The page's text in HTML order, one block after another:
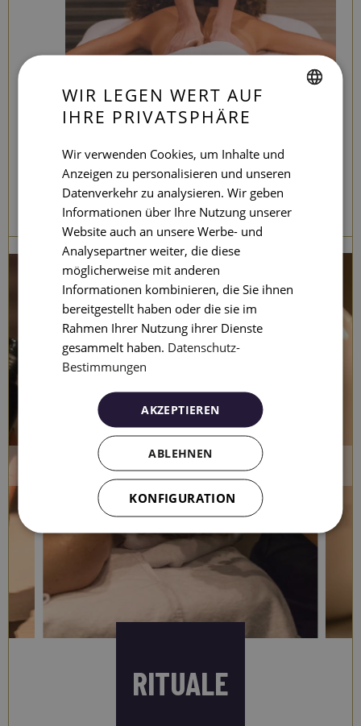
SERVICES MENU
RITUALE
CATALAN
GERMAN
WIR LEGEN WERT AUF
IHRE PRIVATSPHÄRE
Wir verwenden Cookies, um Inhalte und
Anzeigen zu personalisieren und unseren
Datenverkehr zu analysieren. Wir geben
Informationen über Ihre Nutzung unserer
Website auch an unsere Werbe- und
Analysepartner weiter, die diese
möglicherweise mit anderen
Informationen kombinieren, die Sie ihnen
bereitgestellt haben oder die sie im
Rahmen Ihrer Nutzung ihrer Dienste
gesammelt haben. Datenschutz-
Bestimmungen
AKZEPTIEREN
ABLEHNEN
KONFIGURATION